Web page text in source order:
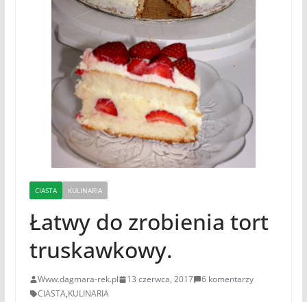
CIASTA KULINARIA
Łatwy do zrobienia tort
truskawkowy.
Www.dagmara-rek.pl 13 czerwca, 2017
6 komentarzy
CIASTA,KULINARIA